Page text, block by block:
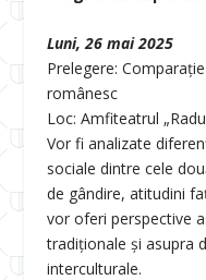
Luni, 26 mai 2025
Prelegere:
românesc
Loc: Amfiteatrul
Vor fi analizate
sociale dintre cele
de gândire, atitudini
vor oferi perspective
tradiționale și asupra
interculturale.